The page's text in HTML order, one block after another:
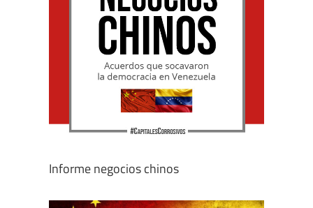
Informe negocios chinos